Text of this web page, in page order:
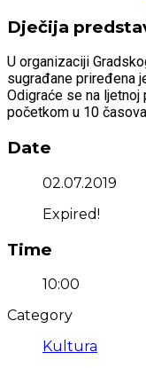
Dječija
U organizaciji
sugrađane priređena
Odigraće se na
početkom u 10
Date
02.07.2019
Expired!
Time
10:00
Category
Kultura